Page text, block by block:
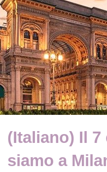
(Italiano) Il 7
siamo a